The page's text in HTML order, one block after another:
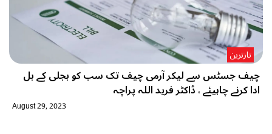
چیف جسٹس سے لیکر آرمی چیف تک سب کو بجلی کے بل
ادا کرنے چاہیئے ، ڈاکٹر فرید اللہ پراچہ
تازترین
August 29, 2023